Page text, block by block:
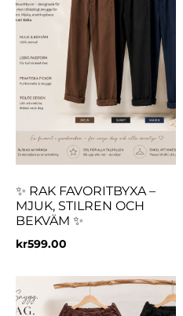
✨ RAK FAVORITBYXA –
MJUK, STILREN OCH
BEKVÄM ✨
kr599.00